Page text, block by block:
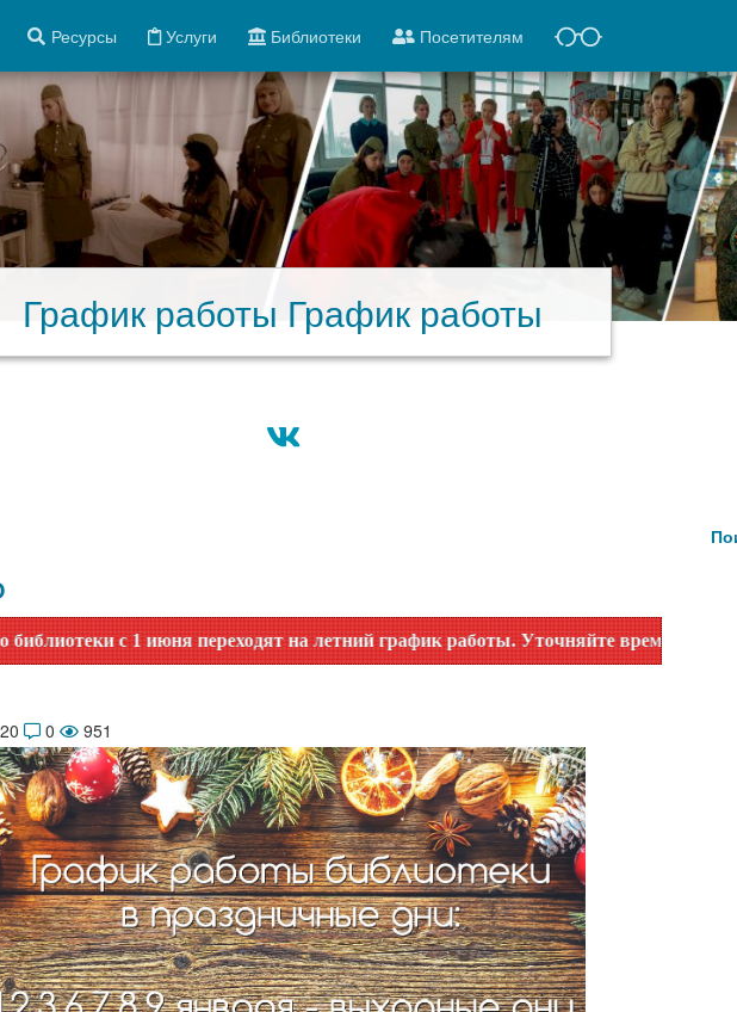
Ресурсы Услуги Библиотеки Посетителям
График работы График работы
с 1 июня переходят на летний график работы. Уточняйте время работы по
0 951